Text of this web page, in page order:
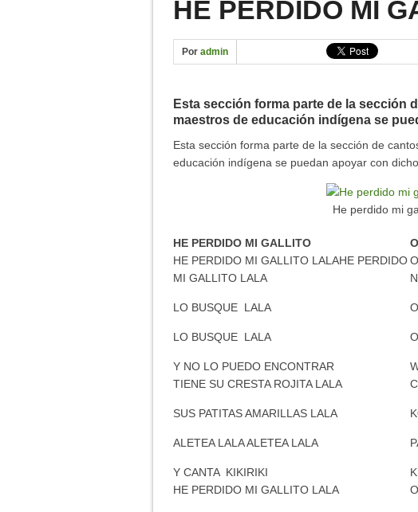
11 ANIVERSARIO –
CONTAMINACIÓN DEL RÍO «LOS
INICIO DE FERIA #YAONÁHUAC2016
HE PERDIDO MI
Por admin
Esta sección forma parte de la sección
maestros de educación indígena se
Esta sección forma parte de la sección de
educación indígena se puedan apoyar con
He perdido mi
HE PERDIDO MI GALLITO
HE PERDIDO MI GALLITO LALAHE PERDIDO
MI GALLITO LALA
LO BUSQUE LALA
LO BUSQUE LALA
Y NO LO PUEDO ENCONTRAR
TIENE SU CRESTA ROJITA LALA
SUS PATITAS AMARILLAS LALA
ALETEA LALA ALETEA LALA
Y CANTA KIKIRIKI
HE PERDIDO MI GALLITO LALA